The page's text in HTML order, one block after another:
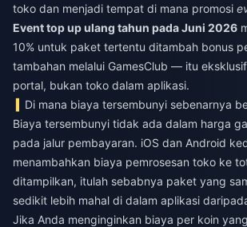
toko dan menjadi tempat di mana promosi
Event top up ulang tahun pada Juni 2026
10% untuk paket tertentu ditambah bonus
tambahan melalui GamesClub — itu
portal, bukan toko dalam aplikasi.
Di mana biaya tersembunyi sebenarnya
Biaya tersembunyi tidak ada dalam harga
pada jalur pembayaran. iOS dan Android
menambahkan biaya pemrosesan toko ke
ditampilkan, itulah sebabnya paket yang
sedikit lebih mahal di dalam aplikasi
Jika Anda menginginkan biaya per koin